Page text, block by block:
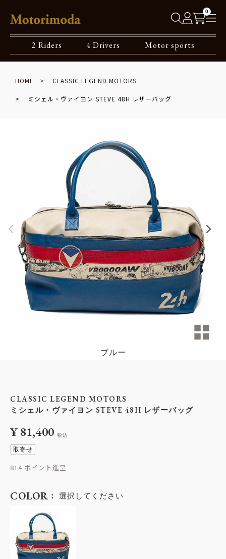
0
2 Riders 4 Drivers Motor sports
HOME CLASSIC LEGEND MOTORS
ミシェル・ヴァイヨン STEVE 48H レザーバッグ
ブルー
CLASSIC LEGEND MOTORS
ミシェル・ヴァイヨン STEVE 48H レザーバッグ
¥81,400 税込
取寄せ
814
COLOR 選択してください